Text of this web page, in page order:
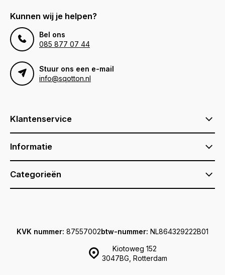
Kunnen wij je helpen?
Bel ons
085 877 07 44
Stuur ons een e-mail
info@sqotton.nl
Klantenservice
Informatie
Categorieën
Kiotoweg 152
3047BG, Rotterdam
KVK nummer: 87557002btw-nummer: NL864329222B01